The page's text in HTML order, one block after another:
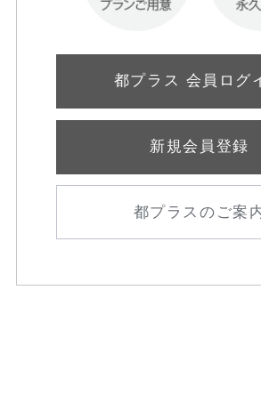
都プラス 会員ログ
新規会員登録
都プラスのご案